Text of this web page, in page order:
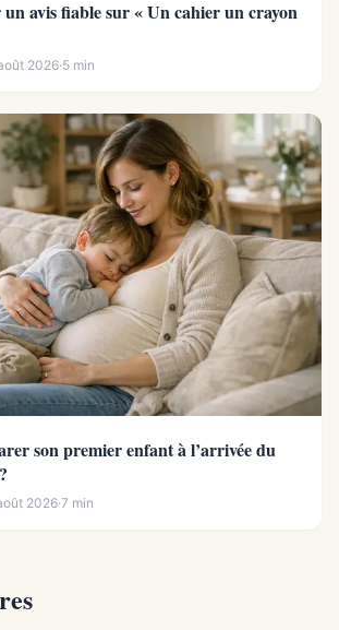
avis fiable sur « Un cahier un crayon
2026·5 min
son premier enfant à l’arrivée du
2026·7 min